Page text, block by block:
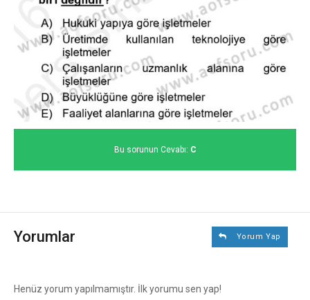
Bu sorunun Cevabı: C
Yorumlar Yorum Yap
Henüz yorum yapılmamıştır. İlk yorumu sen yap!